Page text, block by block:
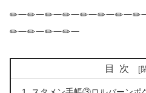
✏ー✏ー✏ー✏ー✏ー✏ー✏ー✏
✏ー✏ー✏ー✏ー
目次